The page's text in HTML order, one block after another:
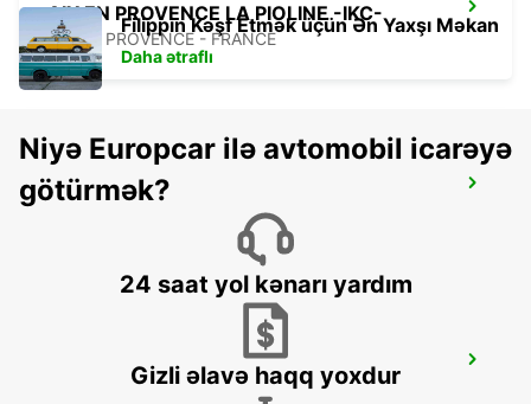
AIX EN PROVENCE LA PIOLINE -IKC-
AIX EN PROVENCE - FRANCE
AIX EN PROVENCE -IKC-
AIX EN PROVENCE - FRANCE
LA CIOTAT
LA CIOTAT - FRANCE
Filippin Kəşf Etmək üçün Ən Yaxşı Məkan
Daha ətraflı
Niyə Europcar ilə avtomobil icarəyə
götürmək?
24 saat yol kənarı yardım
Gizli əlavə haqq yoxdur